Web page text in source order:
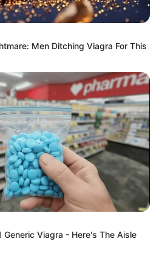
Men Ditching Viagra For This
Generic Viagra - Here's The Aisle